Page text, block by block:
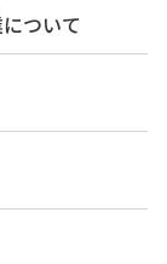
ついて